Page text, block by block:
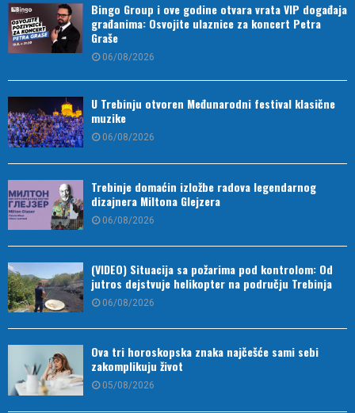
Bingo Group i ove godine otvara vrata VIP događaja
građanima: Osvojite ulaznice za koncert Petra
Graše
06/08/2026
U Trebinju otvoren Međunarodni festival klasične
muzike
06/08/2026
Trebinje domaćin izložbe radova legendarnog
dizajnera Miltona Glejzera
06/08/2026
(VIDEO) Situacija sa požarima pod kontrolom: Od
jutros dejstvuje helikopter na području Trebinja
06/08/2026
Ova tri horoskopska znaka najčešće sami sebi
zakomplikuju život
05/08/2026